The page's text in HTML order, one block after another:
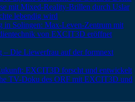
mit Mixed-Reality-Brillen durch Uslar
lebendig wird
in Solingen: Max-Leven-Zentrum mit
von EXCIT3D eröffnet
– Die Liewerfrau auf der formnext
EXCIT3D forscht und entwickelt
TV-Doku des ORF mit EXCIT3D und